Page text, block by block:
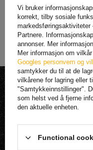
Den laveste produktprisen
siste 30 dagene før rabatten:
6 827,63 NOK
MIN BESTILLING
STATUS FOR BESTILLINGEN
JEG ØNSKER Å RETURNERE
Vi bruker
korrekt, tilby sosiale
markedsføringsaktiviteter
Partnere.
annonser. Mer
Mer informasjon om
Googles personvern og
samtykker du til at de
vilkårene for lagring eller
"Samtykkeinnstillinger".
som helst ved å fjerne
den aktuelle enheten.
Functional